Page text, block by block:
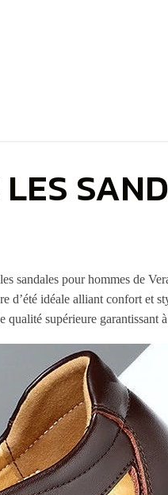
pour hommes de
d’été idéale alliant confort et
qualité supérieure